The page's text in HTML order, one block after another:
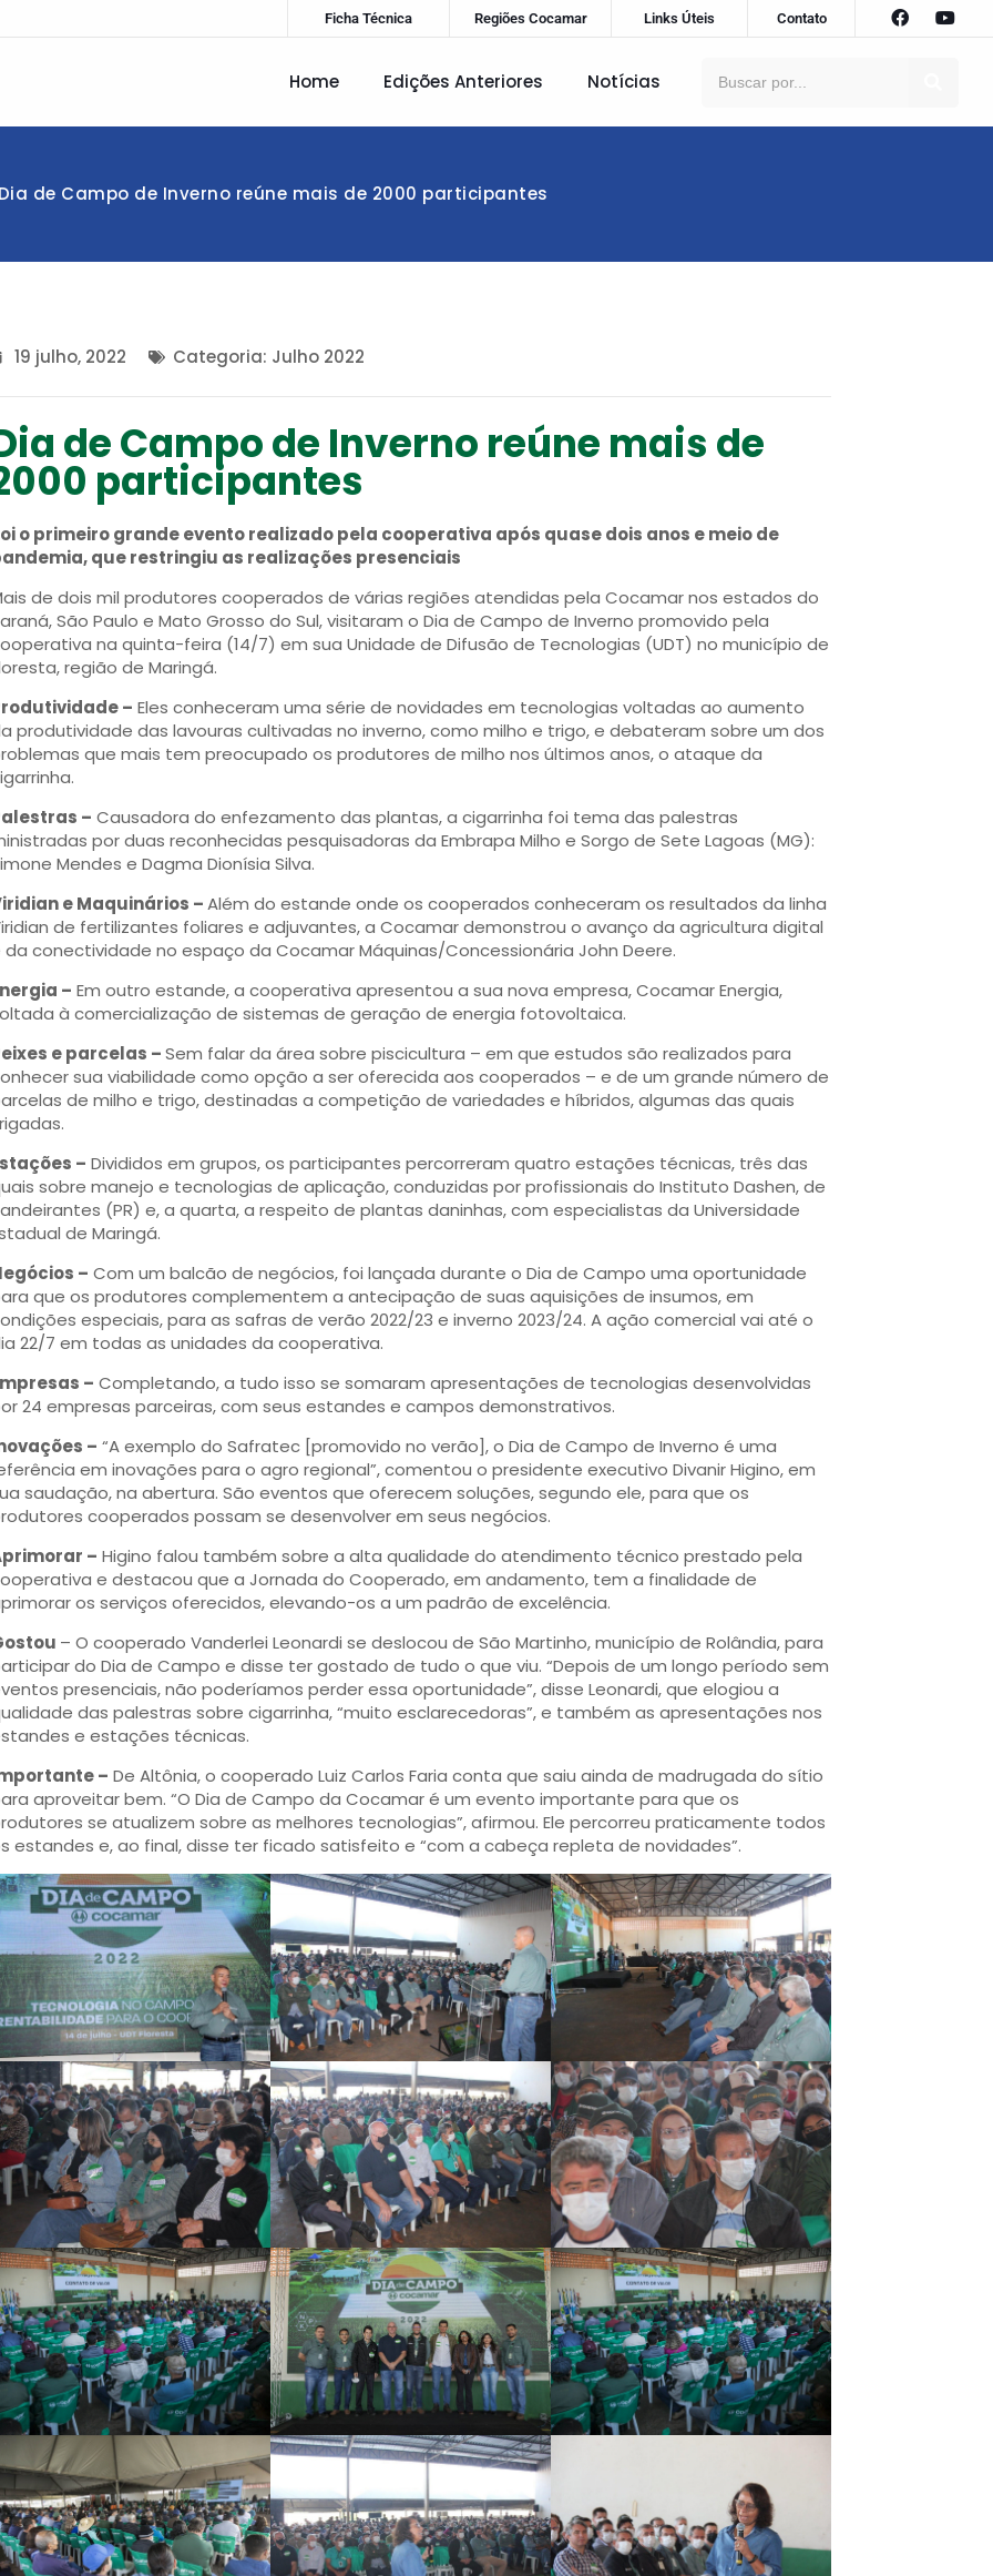
Ficha Técnica Regiões Cocamar Links Úteis Contato
Home Edições Anteriores Notícias
Dia de Campo de Inverno reúne mais de 2000 participantes
19 julho, 2022 Categoria: Julho 2022
de Campo de Inverno reúne mais de
participantes
o primeiro grande evento realizado pela cooperativa após quase dois anos e meio de
que restringiu as realizações presenciais
de dois mil produtores cooperados de várias regiões atendidas pela Cocamar nos estados do
São Paulo e Mato Grosso do Sul, visitaram o Dia de Campo de Inverno promovido pela
na quinta-feira (14/7) em sua Unidade de Difusão de Tecnologias (UDT) no município de
região de Maringá.
– Eles conheceram uma série de novidades em tecnologias voltadas ao aumento
produtividade das lavouras cultivadas no inverno, como milho e trigo, e debateram sobre um dos
que mais tem preocupado os produtores de milho nos últimos anos, o ataque da
– Causadora do enfezamento das plantas, a cigarrinha foi tema das palestras
por duas reconhecidas pesquisadoras da Embrapa Milho e Sorgo de Sete Lagoas (MG):
Mendes e Dagma Dionísia Silva.
e Maquinários –Além do estande onde os cooperados conheceram os resultados da linha
de fertilizantes foliares e adjuvantes, a Cocamar demonstrou o avanço da agricultura digital
da conectividade no espaço da Cocamar Máquinas/Concessionária John Deere.
– Em outro estande, a cooperativa apresentou a sua nova empresa, Cocamar Energia,
à comercialização de sistemas de geração de energia fotovoltaica.
e parcelas –Sem falar da área sobre piscicultura – em que estudos são realizados para
sua viabilidade como opção a ser oferecida aos cooperados – e de um grande número de
de milho e trigo, destinadas a competição de variedades e híbridos, algumas das quais
– Divididos em grupos, os participantes percorreram quatro estações técnicas, três das
sobre manejo e tecnologias de aplicação, conduzidas por profissionais do Instituto Dashen, de
(PR) e, a quarta, a respeito de plantas daninhas, com especialistas da Universidade
de Maringá.
– Com um balcão de negócios, foi lançada durante o Dia de Campo uma oportunidade
que os produtores complementem a antecipação de suas aquisições de insumos, em
especiais, para as safras de verão 2022/23 e inverno 2023/24. A ação comercial vai até o
22/7 em todas as unidades da cooperativa.
– Completando, a tudo isso se somaram apresentações de tecnologias desenvolvidas
24 empresas parceiras, com seus estandes e campos demonstrativos.
– “A exemplo do Safratec [promovido no verão], o Dia de Campo de Inverno é uma
em inovações para o agro regional”, comentou o presidente executivo Divanir Higino, em
saudação, na abertura. São eventos que oferecem soluções, segundo ele, para que os
cooperados possam se desenvolver em seus negócios.
– Higino falou também sobre a alta qualidade do atendimento técnico prestado pela
e destacou que a Jornada do Cooperado, em andamento, tem a finalidade de
os serviços oferecidos, elevando-os a um padrão de excelência.
– O cooperado Vanderlei Leonardi se deslocou de São Martinho, município de Rolândia, para
do Dia de Campo e disse ter gostado de tudo o que viu. “Depois de um longo período sem
presenciais, não poderíamos perder essa oportunidade”, disse Leonardi, que elogiou a
das palestras sobre cigarrinha, “muito esclarecedoras”, e também as apresentações nos
e estações técnicas.
– De Altônia, o cooperado Luiz Carlos Faria conta que saiu ainda de madrugada do sítio
aproveitar bem. “O Dia de Campo da Cocamar é um evento importante para que os
se atualizem sobre as melhores tecnologias”, afirmou. Ele percorreu praticamente todos
estandes e, ao final, disse ter ficado satisfeito e “com a cabeça repleta de novidades”.